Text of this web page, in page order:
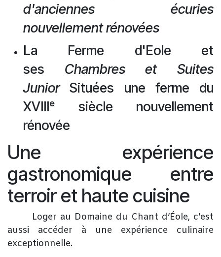
d'anciennes écuries
nouvellement rénovées
La Ferme d'Eole et
ses Chambres et Suites
JuniorSituées une ferme du
XVIIIᵉ siècle nouvellement
rénovée
Une expérience
gastronomique entre
terroir et haute cuisine
Loger au Domaine du Chant d’Éole, c’est
aussi accéder à une expérience culinaire
exceptionnelle.